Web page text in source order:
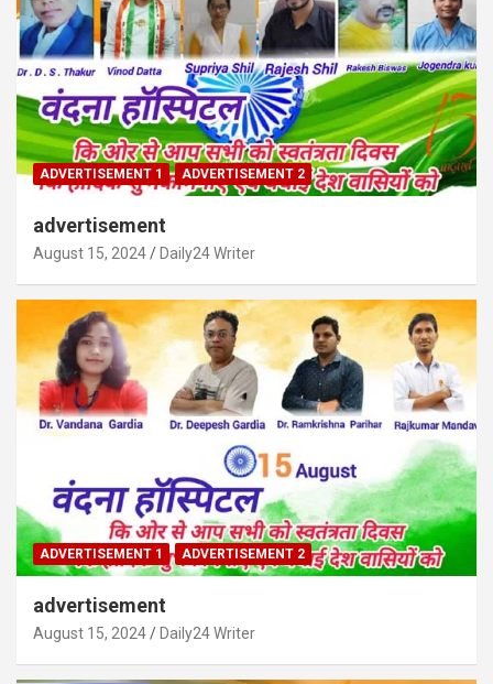
ADVERTISEMENT 1 ADVERTISEMENT 2
advertisement
August 15, 2024 Daily24 Writer
ADVERTISEMENT 1 ADVERTISEMENT 2
advertisement
August 15, 2024 Daily24 Writer